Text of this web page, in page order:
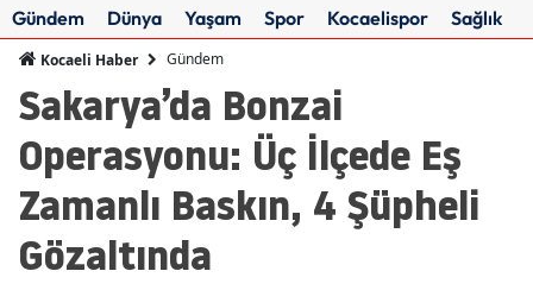
Ankara
Antalya
Gündem Dünya Yaşam Spor Kocaelispor Sağlık
Kocaeli Haber Gündem
Sakarya’da Bonzai
Operasyonu: Üç İlçede Eş
Zamanlı Baskın, 4 Şüpheli
Gözaltında